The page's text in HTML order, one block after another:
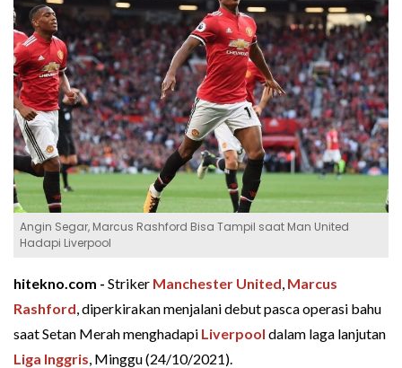
Angin Segar, Marcus Rashford Bisa Tampil saat Man United
Hadapi Liverpool
hitekno.com - Striker Manchester United, Marcus
Rashford, diperkirakan menjalani debut pasca operasi bahu
saat Setan Merah menghadapi Liverpool dalam laga lanjutan
Liga Inggris, Minggu (24/10/2021).